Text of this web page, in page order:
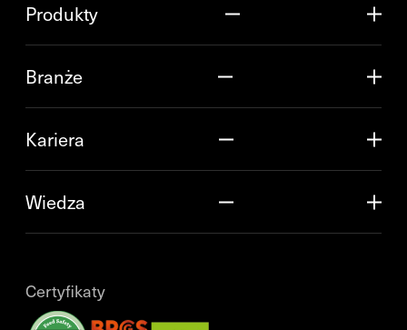
Produkty
Branże
Kariera
Wiedza
Certyfikaty